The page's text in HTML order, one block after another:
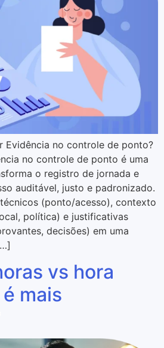
Evidência no controle de ponto?
no controle de ponto é uma
o registro de jornada e
auditável, justo e padronizado.
(ponto/acesso), contexto
política) e justificativas
decisões) em uma
vs hora
mais